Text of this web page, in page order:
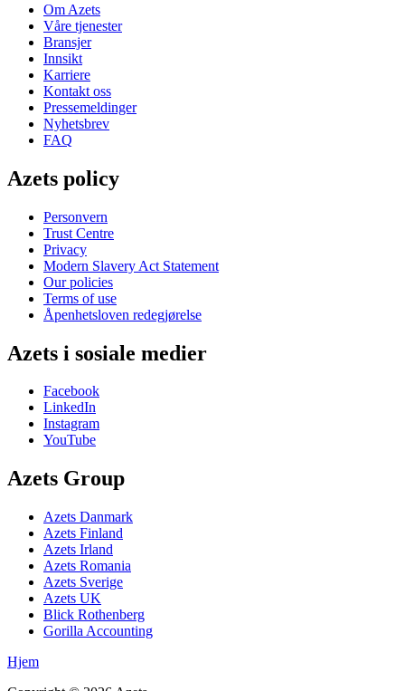
Om Azets
Våre tjenester
Bransjer
Innsikt
Karriere
Kontakt oss
Pressemeldinger
Nyhetsbrev
FAQ
Azets policy
Personvern
Trust Centre
Privacy
Modern Slavery Act Statement
Our policies
Terms of use
Åpenhetsloven redegjørelse
Azets i sosiale medier
Facebook
LinkedIn
Instagram
YouTube
Azets Group
Azets Danmark
Azets Finland
Azets Irland
Azets Romania
Azets Sverige
Azets UK
Blick Rothenberg
Gorilla Accounting
Hjem